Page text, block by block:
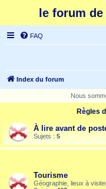
le forum
FAQ
Index du forum
Nous
Règles
À lire avant de
Sujets : 5
Tourisme
Géographie, lieux à